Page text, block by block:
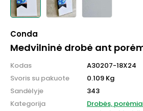
Conda
Medvilninė drobė ant
Kodas
Svoris su pakuote
Sandėlyje
Kategorija
A30207-18X24
0.109 Kg
343
Drobės,